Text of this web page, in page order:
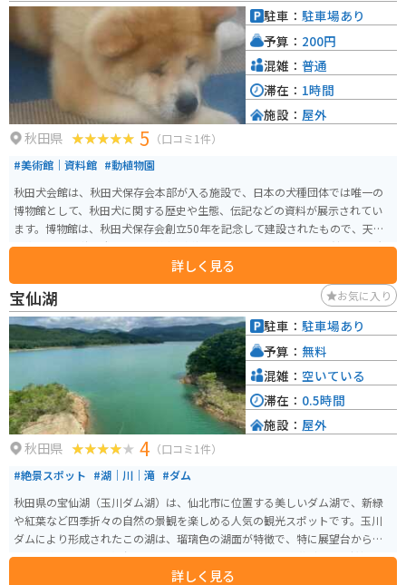
には秋田犬会館もあり、合わせて観光するのもおすすめです。アクセスしや
すく、バイクでのツーリング途中の休憩スポットとしても最適な場所です。
秋田県 5 （口コミ1件）
#美術館｜資料館 #動植物園
秋田犬会館は、秋田犬保存会本部が入る施設で、日本の犬種団体では唯一の
博物館として、秋田犬に関する歴史や生態、伝記などの資料が展示されてい
ます。博物館は、秋田犬保存会創立50年を記念して建設されたもので、天然
記念物である秋田犬に関する情報が詳しく展示されています。 会館前には大
館市出身の忠犬ハチ公の銅像「望郷のハチ公像」が設置されており、昭和19
年に回収された初代ハチ公像の台座を利用して作られ、大館市大子内の方向
を向いています。像は晩年のハチ公をイメージしており、左耳が垂れている
特徴があります。 事務所内には看板犬としての秋田犬が4頭おり、4月下旬か
ら11月下旬にかけては外の犬舎でも見学が可能です。また、秋田犬関連のグ
ッズも販売しており、事務所営業日に秋田犬との交流や写真撮影を楽しむこ
詳しく見る
駐車： 駐車場あり
予算： 200円
混雑： 普通
滞在： 1時間
施設： 屋外
宝仙湖 お気に入り
秋田県 4 （口コミ1件）
#絶景スポット #湖｜川｜滝 #ダム
秋田県の宝仙湖（玉川ダム湖）は、仙北市に位置する美しいダム湖で、新緑
や紅葉など四季折々の自然の景観を楽しめる人気の観光スポットです。玉川
ダムにより形成されたこの湖は、瑠璃色の湖面が特徴で、特に展望台からの
眺めは絶景です。展望台にはシンボルである「カリヨンの塔（幸せの鐘）」
があり、多くの観光客が訪れます。 春には新緑の中での融雪放流、夏には湖詳しく見る
駐車： 駐車場あり
予算： 無料
混雑： 空いている
滞在： 0.5時間
施設： 屋外